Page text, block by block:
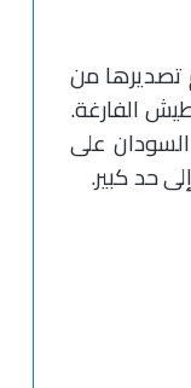
تصديرها من
الفارغة.
على
حد كبير.